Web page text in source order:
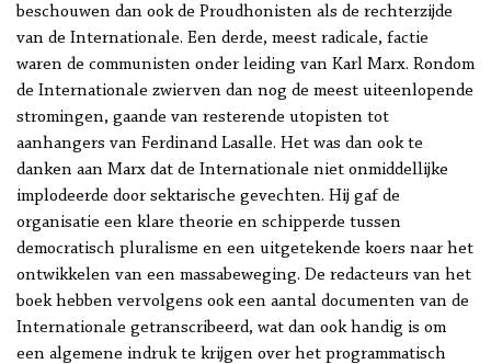
beschouwen dan ook de Proudhonisten als de rechterzijde
van de Internationale. Een derde, meest radicale, factie
waren de communisten onder leiding van Karl Marx. Rondom
de Internationale zwierven dan nog de meest uiteenlopende
stromingen, gaande van resterende utopisten tot
aanhangers van Ferdinand Lasalle. Het was dan ook te
danken aan Marx dat de Internationale niet onmiddellijke
implodeerde door sektarische gevechten. Hij gaf de
organisatie een klare theorie en schipperde tussen
democratisch pluralisme en een uitgetekende koers naar het
ontwikkelen van een massabeweging. De redacteurs van het
boek hebben vervolgens ook een aantal documenten van de
Internationale getranscribeerd, wat dan ook handig is om
een algemene indruk te krijgen over het programmatisch